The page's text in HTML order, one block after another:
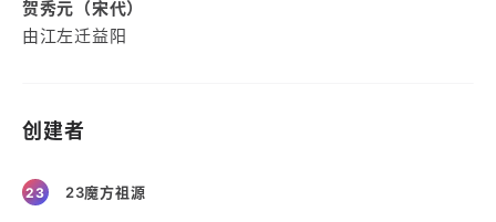
贺秀元（宋代）
由江左迁益阳
创建者
23 23魔方祖源